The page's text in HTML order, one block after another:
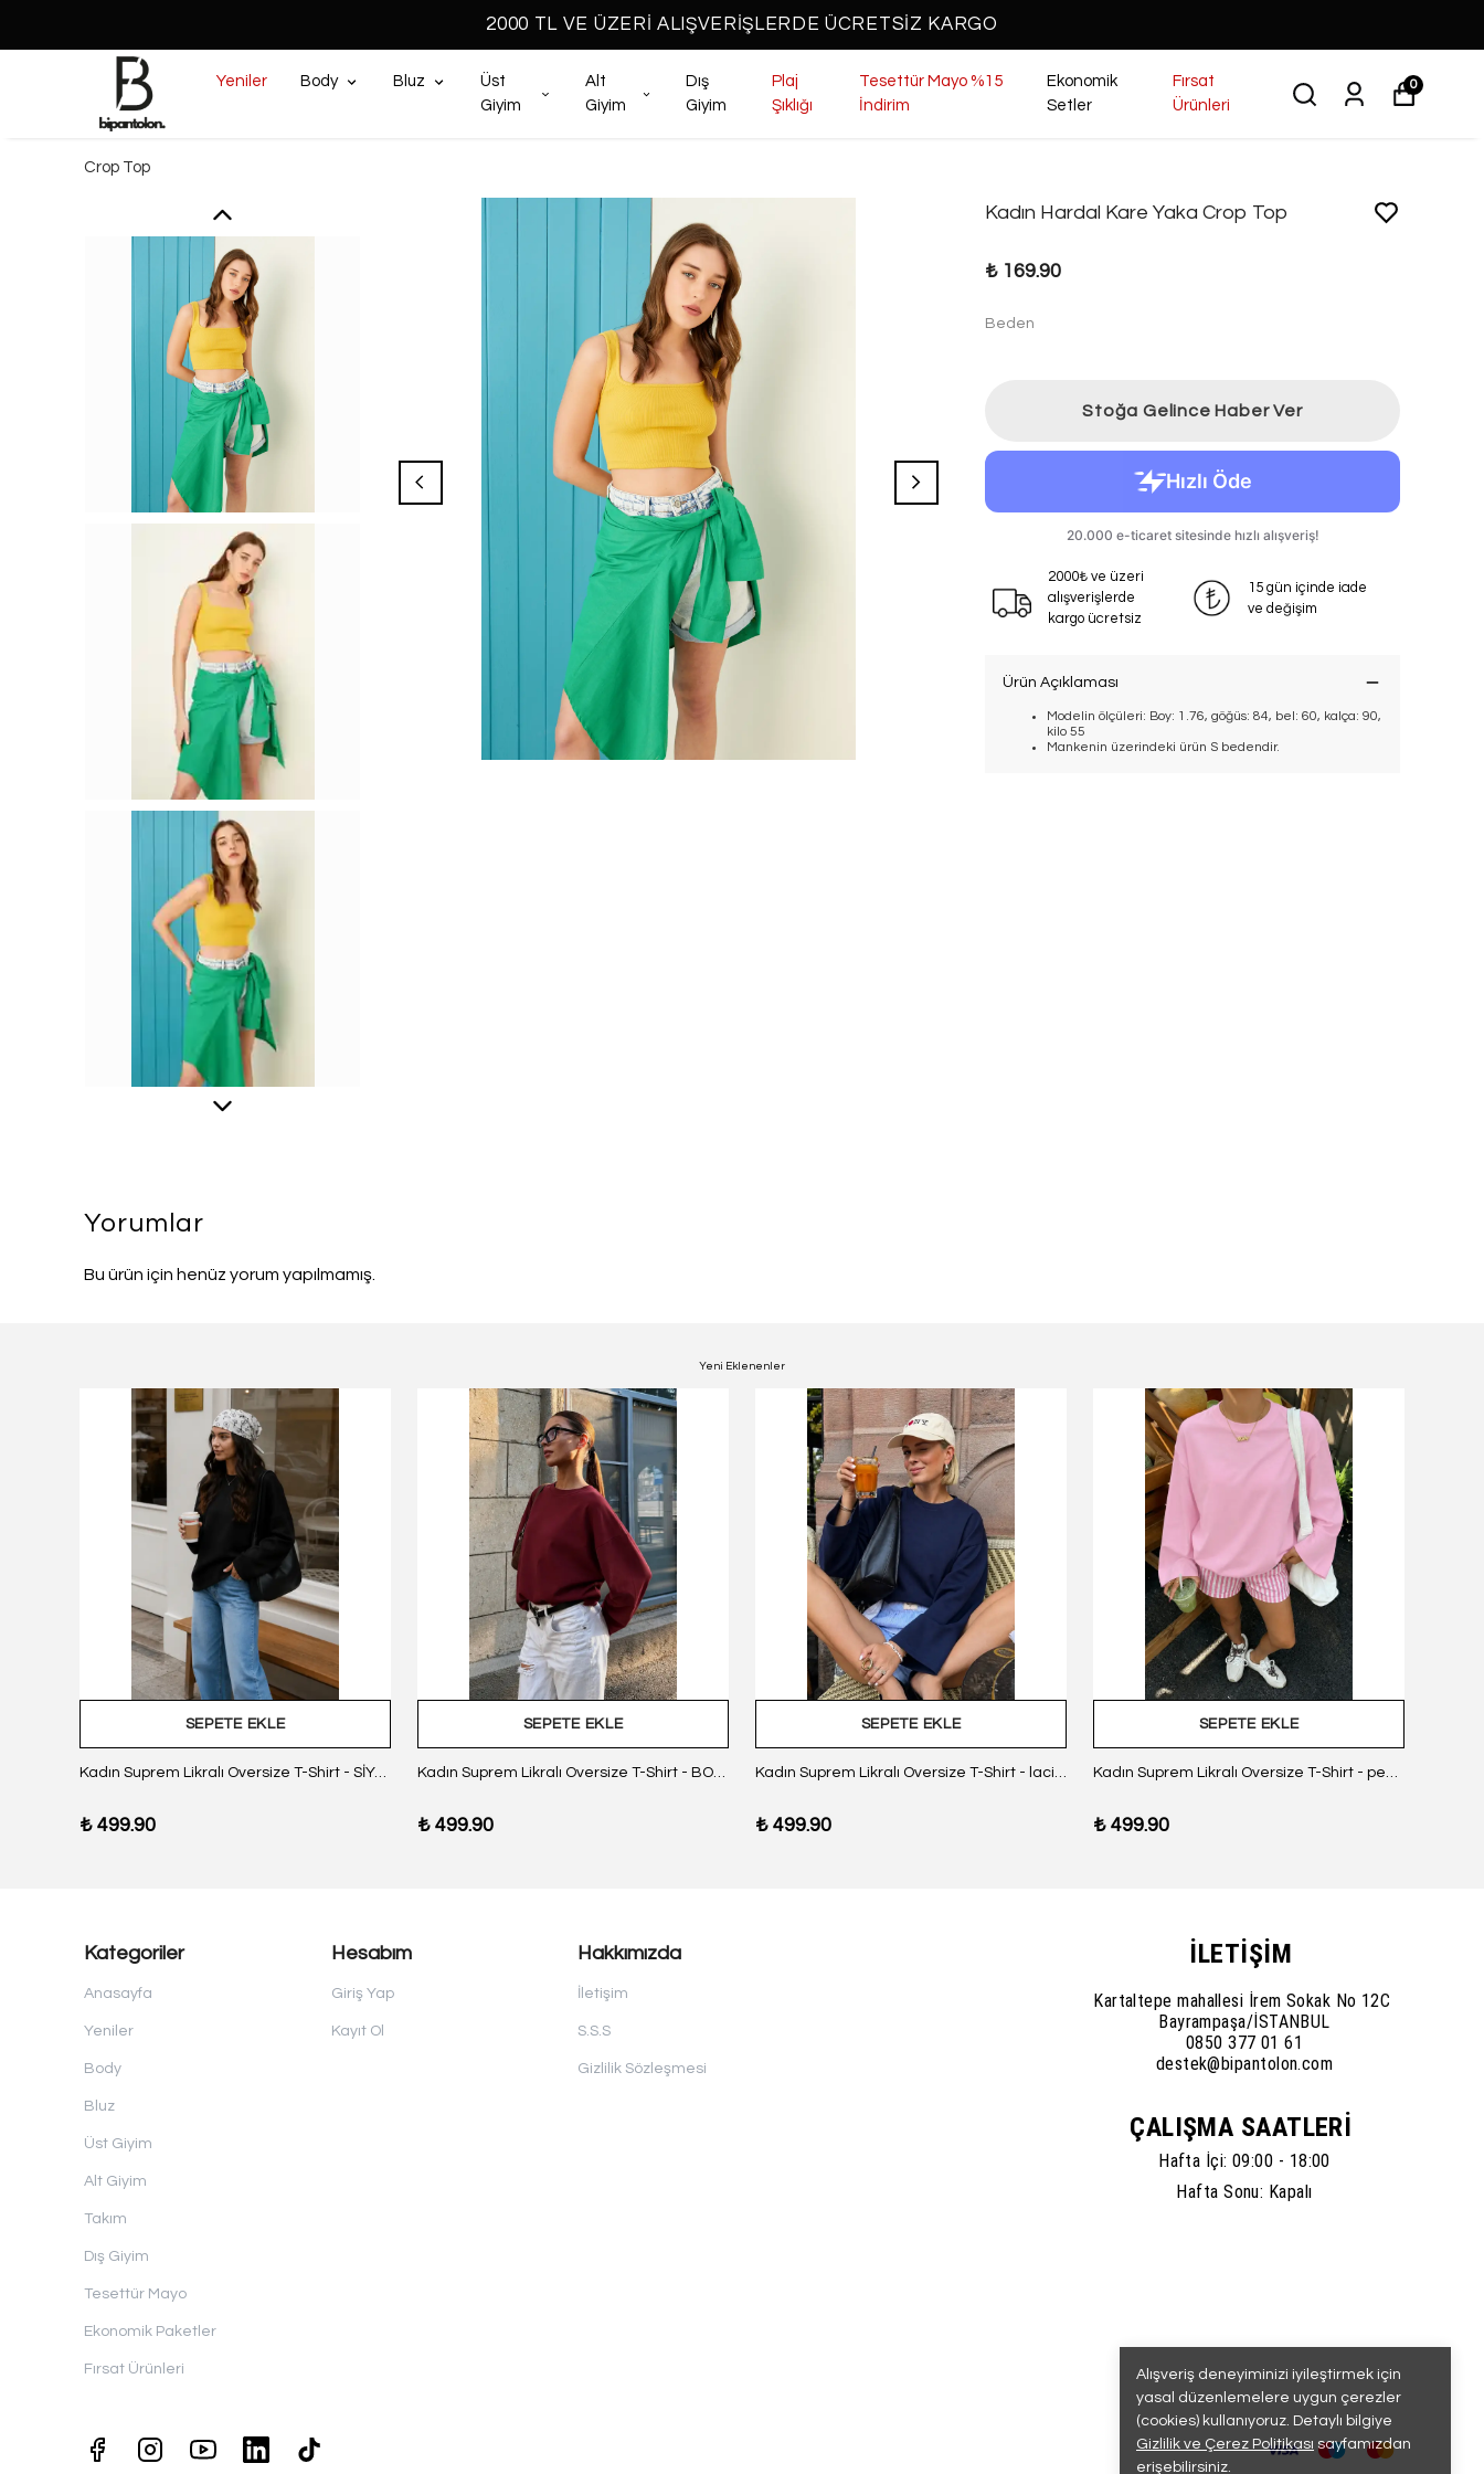
2000 TL VE ÜZERİ ALIŞVERİŞLERDE ÜCRETSİZ KARGO
Yeniler Body Bluz
Üst
Giyim
Alt
Giyim
Dış
Giyim
Plaj
Şıklığı
Tesettür Mayo %15
İndirim
Ekonomik
Setler
Fırsat
Ürünleri
0
Alışveriş deneyiminizi iyileştirmek için
yasal düzenlemelere uygun çerezler
(cookies) kullanıyoruz. Detaylı bilgiye
Gizlilik ve Çerez Politikası sayfamızdan
erişebilirsiniz.
Crop Top
Kadın Hardal Kare Yaka Crop Top
₺ 169.90
Beden
Stoğa Gelince Haber Ver
2000₺ ve üzeri
alışverişlerde
kargo ücretsiz
15 gün içinde iade
ve değişim
Ürün Açıklaması
Modelin ölçüleri: Boy: 1.76, göğüs: 84, bel: 60, kalça: 90,
kilo 55
Mankenin üzerindeki ürün S bedendir.
Yorumlar
Bu ürün için henüz yorum yapılmamış.
Yeni Eklenenler
SEPETE EKLE
Kadın Suprem Likralı Oversize T-Shirt - SİYAH
₺ 499.90
SEPETE EKLE
Kadın Suprem Likralı Oversize T-Shirt - BORDO
₺ 499.90
SEPETE EKLE
Kadın Suprem Likralı Oversize T-Shirt - lacivert
₺ 499.90
SEPETE EKLE
Kadın Suprem Likralı Oversize T-Shirt - pembe
₺ 499.90
Kategoriler
Anasayfa
Yeniler
Body
Bluz
Üst Giyim
Alt Giyim
Takım
Dış Giyim
Tesettür Mayo
Ekonomik Paketler
Fırsat Ürünleri
Hesabım
Giriş Yap
Kayıt Ol
Hakkımızda
İletişim
S.S.S
Gizlilik Sözleşmesi
İLETİŞİM
Kartaltepe mahallesi İrem Sokak No 12C
Bayrampaşa/İSTANBUL
0850 377 01 61
destek@bipantolon.com
ÇALIŞMA SAATLERİ
Hafta İçi: 09:00 - 18:00
Hafta Sonu: Kapalı